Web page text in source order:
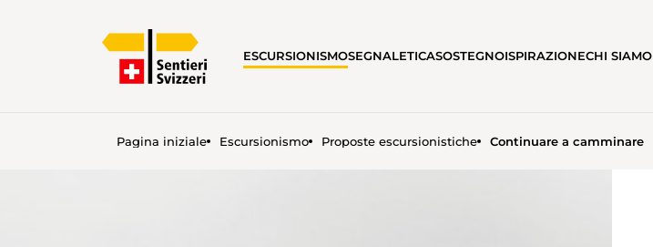
ESCURSIONISMOSEGNALETICASOSTEGNOISPIRAZIONECHI SIAMO
Pagina iniziale Escursionismo Proposte escursionistiche Continuare a camminare